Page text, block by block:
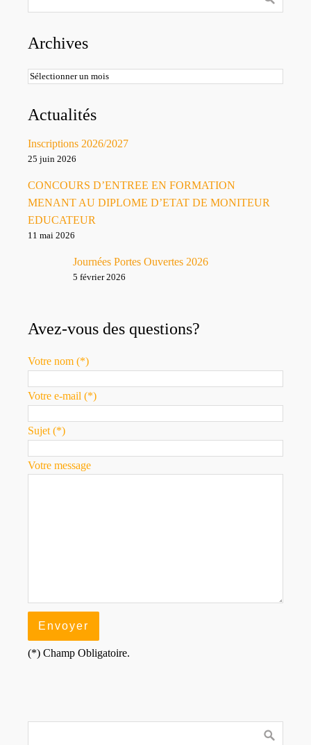
Archives
Archives
Actualités
Inscriptions 2026/2027
25 juin 2026
CONCOURS D’ENTREE EN FORMATION
MENANT AU DIPLOME D’ETAT DE MONITEUR
EDUCATEUR
11 mai 2026
Journées Portes Ouvertes 2026
5 février 2026
Avez-vous des questions?
Votre nom (*)
Votre e-mail (*)
Sujet (*)
Votre message
(*) Champ Obligatoire.